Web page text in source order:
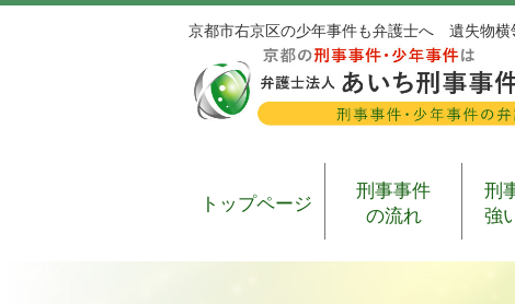
京都市右京区の少年事件も弁護士へ 遺失物横
トップページ
刑事事件
の流れ
刑
強